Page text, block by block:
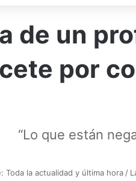
de un
por
“Lo que están
Toda la actualidad y última hora /